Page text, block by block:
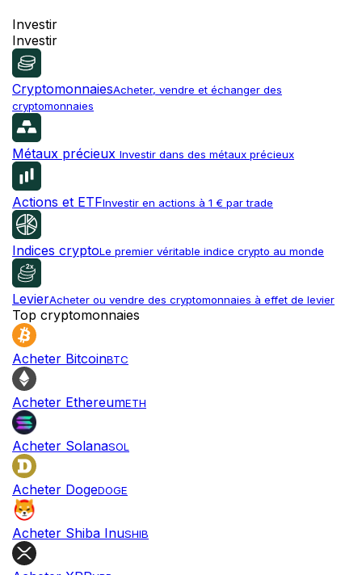
Investir
Investir
CryptomonnaiesAcheter, vendre et échanger des
cryptomonnaies
Métaux précieux Investir dans des métaux précieux
Actions et ETFInvestir en actions à 1 € par trade
Indices cryptoLe premier véritable indice crypto au monde
LevierAcheter ou vendre des cryptomonnaies à effet de levier
Top cryptomonnaies
Acheter BitcoinBTC
Acheter EthereumETH
Acheter SolanaSOL
Acheter DogeDOGE
Acheter Shiba InuSHIB